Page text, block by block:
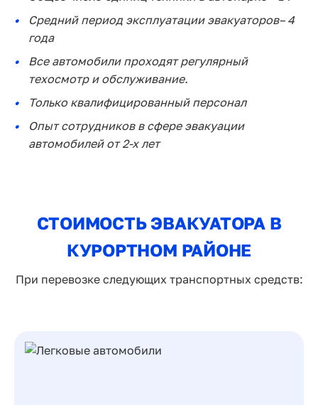
Средний период эксплуатации эвакуаторов– 4
года
Все автомобили проходят регулярный
техосмотр и обслуживание.
Только квалифицированный персонал
Опыт сотрудников в сфере эвакуации
автомобилей от 2-х лет
СТОИМОСТЬ ЭВАКУАТОРА В
КУРОРТНОМ РАЙОНЕ
При перевозке следующих транспортных средств: